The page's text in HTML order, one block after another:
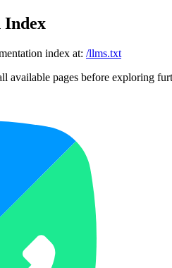
Index
index at: /llms.txt
available pages before exploring